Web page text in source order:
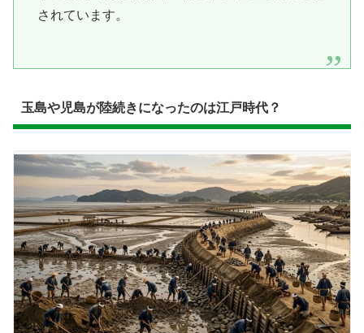
されています。
玉島や児島が陸続きになったのは江戸時代？